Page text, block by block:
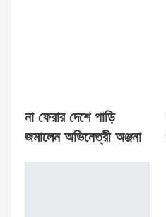
না ফেরার দেশে পাড়ি
জমালেন অভিনেত্রী অঞ্জনা